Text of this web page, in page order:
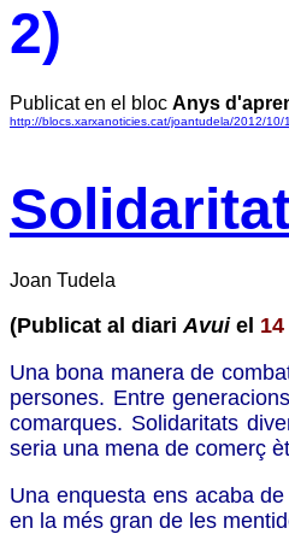
2)
Publicat en el bloc Anys
http://blocs.xarxanoticies.cat/joantudela/2012/10/
Joan Tudela
(Publicat al diari Avui el
Una bona manera de
persones. Entre
comarques. Solidaritats
seria una mena de comerç
Una enquesta ens acaba
en la més gran de les